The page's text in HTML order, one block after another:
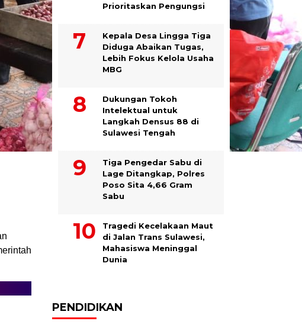
Prioritaskan Pengungsi
Kepala Desa Lingga Tiga
Diduga Abaikan Tugas,
Lebih Fokus Kelola Usaha
MBG
Dukungan Tokoh
Intelektual untuk
Langkah Densus 88 di
Sulawesi Tengah
Tiga Pengedar Sabu di
Lage Ditangkap, Polres
Poso Sita 4,66 Gram
Sabu
Tragedi Kecelakaan Maut
di Jalan Trans Sulawesi,
Mahasiswa Meninggal
Dunia
PENDIDIKAN